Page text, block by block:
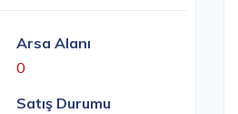
Arsa Alanı
0
Satış Durumu